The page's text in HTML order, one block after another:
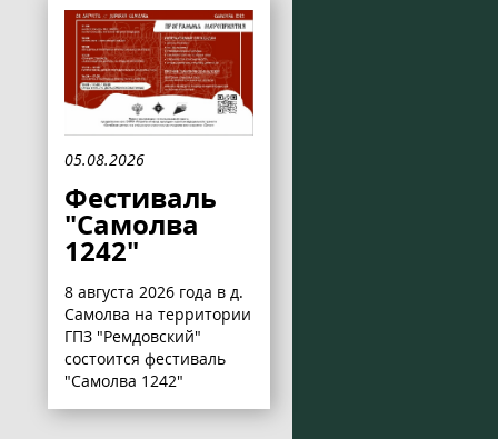
05.08.2026
Фестиваль
"Самолва
1242"
8 августа 2026 года в д.
Самолва на территории
ГПЗ "Ремдовский"
состоится фестиваль
"Самолва 1242"